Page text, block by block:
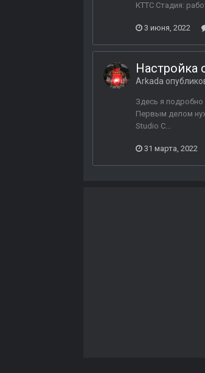
КТТС Стадия:
3 июня, 2022
Настройка
Arkada
Здесь я
Первым делом
Studio C...
31 марта, 2022